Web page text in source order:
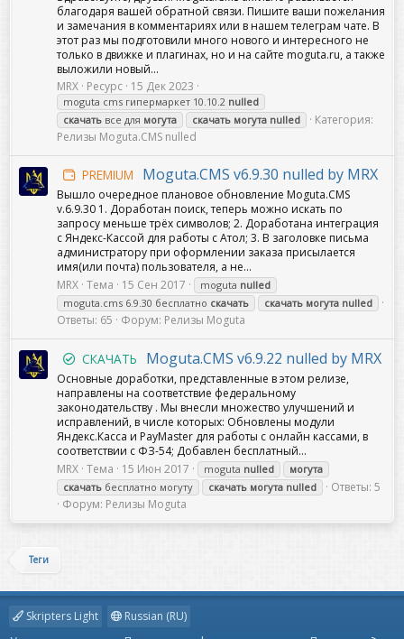
благодаря вашей обратной связи. Пишите ваши пожелания
и замечания в комментариях или в нашем телеграм чате. В
этот раз мы подготовили много нового и интересного не
только в движке и плагинах, но и на сайте moguta.ru, а также
выложили новый...
MRX Ресурс 15 Дек 2023
moguta cms гипермаркет 10.10.2 nulled
скачать все для могута скачать могута nulled
Категория:
Релизы Moguta.CMS nulled
PREMIUM Moguta.CMS v6.9.30 nulled by MRX
Вышло очередное плановое обновление Moguta.CMS
v.6.9.30 1. Доработан поиск, теперь можно искать по
запросу меньше трёх символов; 2. Доработана интеграция
с Яндекс-Кассой для работы с Атол; 3. В заголовке письма
администратору при оформлении заказа присылается
имя(или почта) пользователя, а не...
MRX Тема 15 Сен 2017 moguta nulled
moguta.cms 6.9.30 бесплатно скачать скачать могута nulled
Ответы: 65 Форум: Релизы Moguta
СКАЧАТЬ Moguta.CMS v6.9.22 nulled by MRX
Основные доработки, представленные в этом релизе,
направлены на соответствие федеральному
законодательству . Мы внесли множество улучшений и
исправлений, в числе которых: Обновлены модули
Яндекс.Касса и PayMaster для работы с онлайн кассами, в
соответствии с ФЗ-54; Добавлен бесплатный...
MRX Тема 15 Июн 2017 moguta nulled
могута
скачать бесплатно могуту скачать могута nulled
Ответы: 5
Форум: Релизы Moguta
Теги
Skripters Light
Russian (RU)